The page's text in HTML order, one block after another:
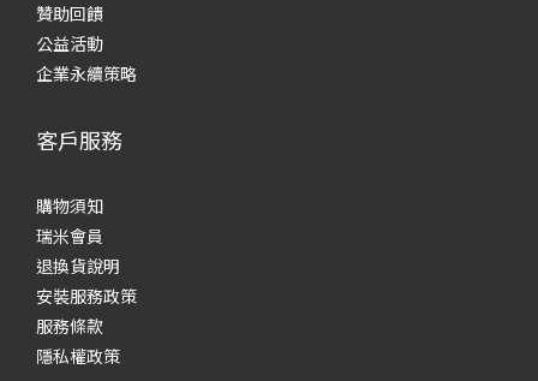
贊助回饋
公益活動
企業永續策略
客戶服務
購物須知
瑞米會員
退換貨說明
安裝服務政策
服務條款
隱私權政策